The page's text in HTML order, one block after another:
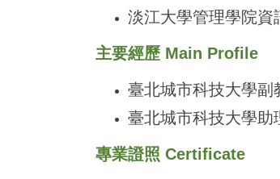
淡江大學管理學院資
主要經歷 Main Profile
臺北城市科技大學副
臺北城市科技大學助
專業證照 Certificate